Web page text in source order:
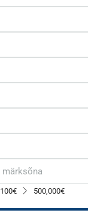
100€ 500,000€